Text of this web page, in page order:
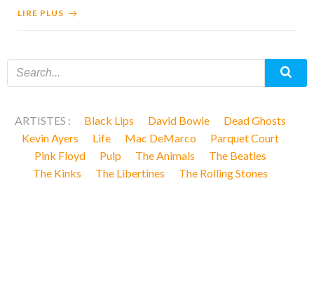
LIRE PLUS
ARTISTES : Black Lips David Bowie
Dead Ghosts
Kevin Ayers
Life Mac DeMarco
Parquet Court
Pink Floyd
Pulp The Animals
The Beatles
The Kinks
The Libertines The Rolling Stones